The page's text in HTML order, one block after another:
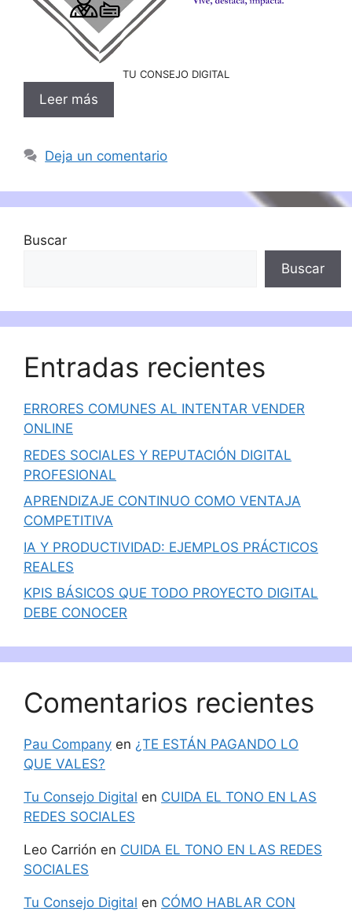
TU CONSEJO DIGITAL
Leer más
Deja un comentario
Buscar
Buscar
Entradas recientes
ERRORES COMUNES AL INTENTAR VENDER
ONLINE
REDES SOCIALES Y REPUTACIÓN DIGITAL
PROFESIONAL
APRENDIZAJE CONTINUO COMO VENTAJA
COMPETITIVA
IA Y PRODUCTIVIDAD: EJEMPLOS PRÁCTICOS
REALES
KPIS BÁSICOS QUE TODO PROYECTO DIGITAL
DEBE CONOCER
Comentarios recientes
Pau Company en ¿TE ESTÁN PAGANDO LO
QUE VALES?
Tu Consejo Digital en CUIDA EL TONO EN LAS
REDES SOCIALES
Leo Carrión en CUIDA EL TONO EN LAS REDES
SOCIALES
Tu Consejo Digital en CÓMO HABLAR CON